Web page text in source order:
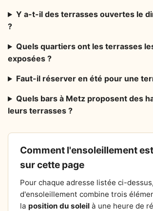
Y a-t-il des terrasses ouvertes le
?
Quels quartiers ont les terrasses
exposées ?
Faut-il réserver en été pour une
Quels bars à Metz proposent des
leurs terrasses ?
Comment l'ensoleillement
sur cette page
Pour chaque adresse listée ci-
d'ensoleillement combine trois
la position du soleil à une heure de